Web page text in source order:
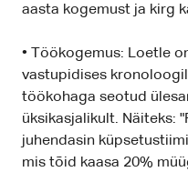
aasta kogemust ja kirg
• Töökogemus: Loetle
vastupidises
töökohaga seotud
üksikasjalikult. Näiteks:
juhendasin
mis tõid kaasa 20%